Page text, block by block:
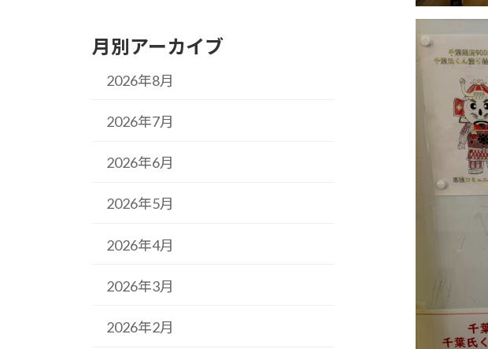
月別アーカイブ
2026年8月
2026年7月
2026年6月
2026年5月
2026年4月
2026年3月
2026年2月